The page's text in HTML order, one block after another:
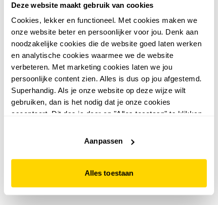
Deze website maakt gebruik van cookies
Cookies, lekker en functioneel. Met cookies maken we
onze website beter en persoonlijker voor jou. Denk aan
noodzakelijke cookies die de website goed laten werken
en analytische cookies waarmee we de website
verbeteren. Met marketing cookies laten we jou
persoonlijke content zien. Alles is dus op jou afgestemd.
Superhandig. Als je onze website op deze wijze wilt
gebruiken, dan is het nodig dat je onze cookies
accepteert. Dit doe je door op "Alles toestaan" te klikken.
website niet optimaal functioneert.
Aanpassen
Alles toestaan